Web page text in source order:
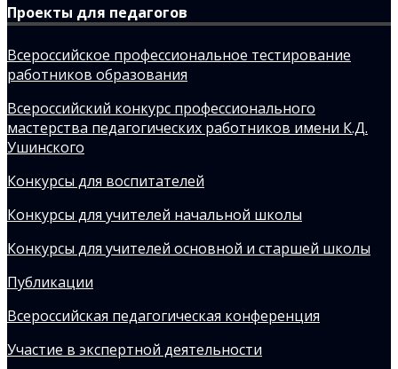
Проекты для педагогов
Всероссийское профессиональное тестирование
работников образования
Всероссийский конкурс профессионального
мастерства педагогических работников имени К.Д.
Ушинского
Конкурсы для воспитателей
Конкурсы для учителей начальной школы
Конкурсы для учителей основной и старшей школы
Публикации
Всероссийская педагогическая конференция
Участие в экспертной деятельности